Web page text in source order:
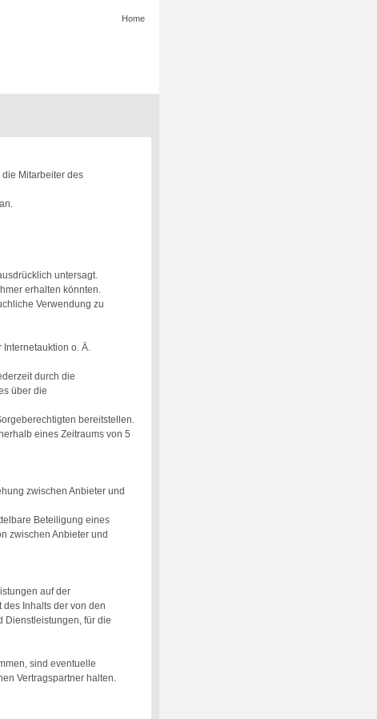
Home
Mitarbeiter des
untersagt.
erhalten könnten.
Verwendung zu
o. Ä.
durch die
über die
bereitstellen.
eines Zeitraums von 5
zwischen Anbieter und
Beteiligung eines
zwischen Anbieter und
auf der
Inhalts der von den
Dienstleistungen, für die
sind eventuelle
Vertragspartner halten.